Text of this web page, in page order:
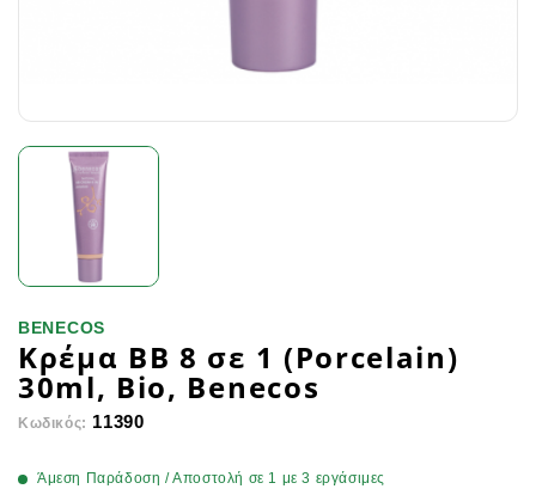
BENECOS
Κρέμα BΒ 8 σε 1 (Porcelain)
30ml, Bio, Benecos
Κωδικός: 11390
Άμεση Παράδοση / Αποστολή σε 1 με 3 εργάσιμες